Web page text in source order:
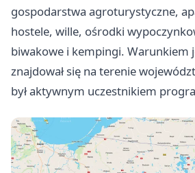
gospodarstwa agroturystyczne,
hostele, wille, ośrodki
biwakowe i kempingi. Warunkiem
znajdował się na terenie
był aktywnym uczestnikiem